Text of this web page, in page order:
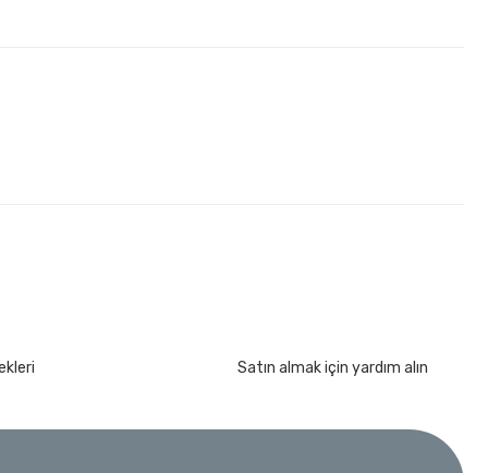
17 Parça
Satın almak için yardım alın